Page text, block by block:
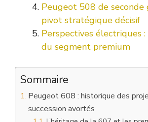
Peugeot 508 de seconde
pivot stratégique décisif
Perspectives électriques
du segment premium
Sommaire
Peugeot 608 : historique des
succession avortés